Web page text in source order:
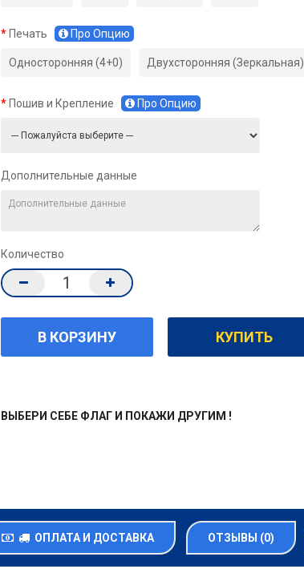
Печать Про Опцию
Односторонняя (4+0) Двухсторонняя (Зеркальная)
Пошив и Крепление Про Опцию
Дополнительные данные
Количество
ВЫБЕРИ СЕБЕ ФЛАГ И ПОКАЖИ ДРУГИМ !
ОПЛАТА И ДОСТАВКА ОТЗЫВЫ (0)